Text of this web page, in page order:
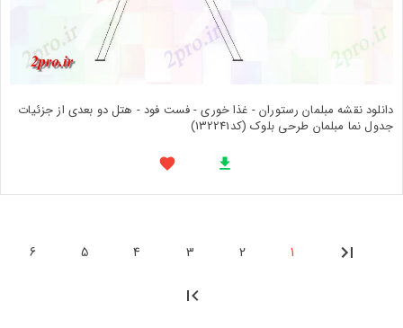
دانلود نقشه مبلمان رستوران - غذا خوری - فست فود - هتل دو بعدی از جزئیات
جدول نما مبلمان طرحی بلوک (کد132241)